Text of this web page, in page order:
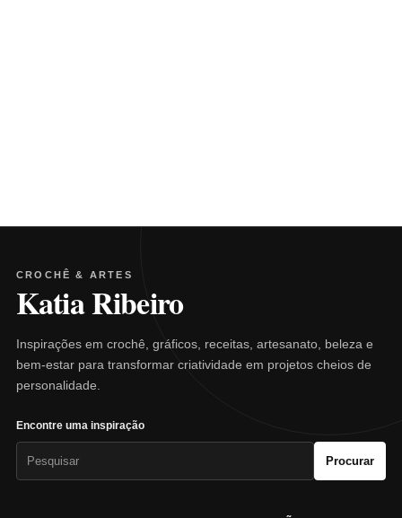
CROCHÊ & ARTES
Katia Ribeiro
Inspirações em crochê, gráficos, receitas, artesanato, beleza e
bem-estar para transformar criatividade em projetos cheios de
personalidade.
Encontre uma inspiração
Procurar